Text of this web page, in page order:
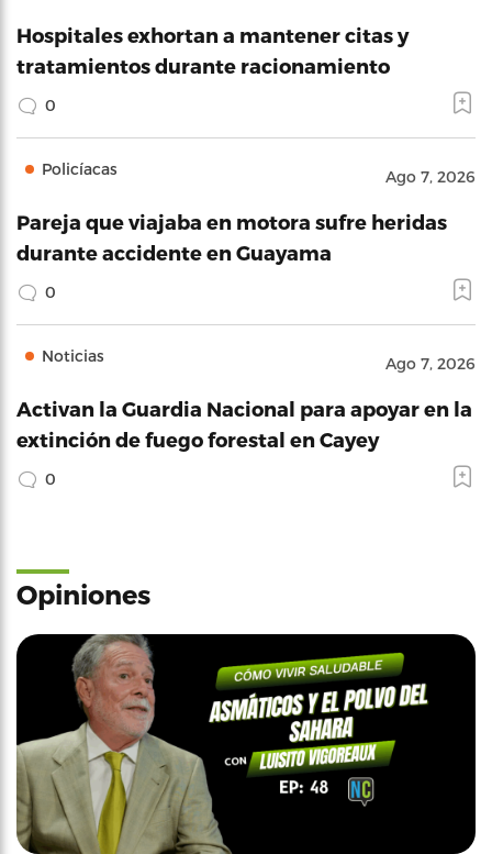
Hospitales exhortan a mantener citas y
tratamientos durante racionamiento
0
Policíacas Ago 7, 2026
Pareja que viajaba en motora sufre heridas
durante accidente en Guayama
0
Noticias Ago 7, 2026
Activan la Guardia Nacional para apoyar en la
extinción de fuego forestal en Cayey
0
Opiniones